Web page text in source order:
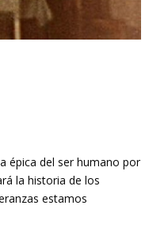
épica del ser humano por
la historia de los
estamos